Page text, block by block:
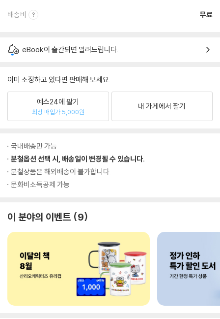
배송비 무료
eBook이 출간되면 알려드립니다.
이미 소장하고 있다면 판매해 보세요.
예스24에 팔기
최상 매입가 5,000원
내 가게에서 팔기
국내배송만 가능
분철옵션 선택 시, 배송일이 변경될 수 있습니다.
분철상품은 해외배송이 불가합니다.
문화비소득공제 가능
이 분야의 이벤트 9